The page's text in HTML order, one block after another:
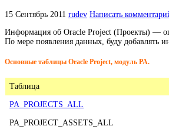
15 Сентябрь 2011 rudev Написать
Информация об Oracle Project (Проекты) —
По мере появления данных, буду добавлять
Основные таблицы Oracle Project, модуль PA.
Таблица
PA_PROJECTS_ALL
PA_PROJECT_ASSETS_ALL